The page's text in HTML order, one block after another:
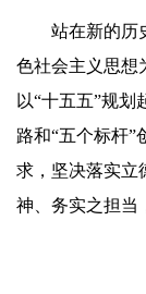
站在新的历
色社会主义思想
以“十五五”规划
路和“五个标杆”
求，坚决落实立
神、务实之担当